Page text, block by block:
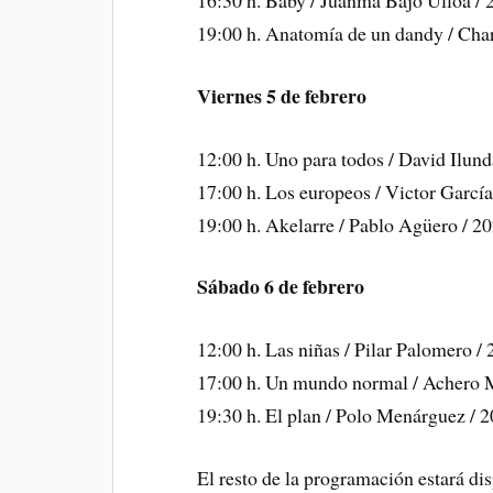
19:00 h. Anatomía de un dandy /
Viernes 5 de febrero
12:00 h. Uno para todos / David
17:00 h. Los europeos / Victor
19:00 h. Akelarre / Pablo Agüero /
Sábado 6 de febrero
12:00 h. Las niñas / Pilar Palomero /
17:00 h. Un mundo normal / Achero
19:30 h. El plan / Polo Menárguez /
El resto de la programación estará